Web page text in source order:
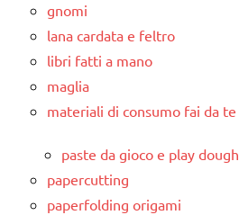
gnomi
lana cardata e feltro
libri fatti a mano
maglia
materiali di consumo fai da te
paste da gioco e play dough
papercutting
paperfolding origami